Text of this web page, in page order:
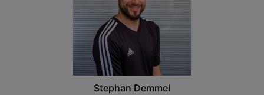
Stephan Demmel